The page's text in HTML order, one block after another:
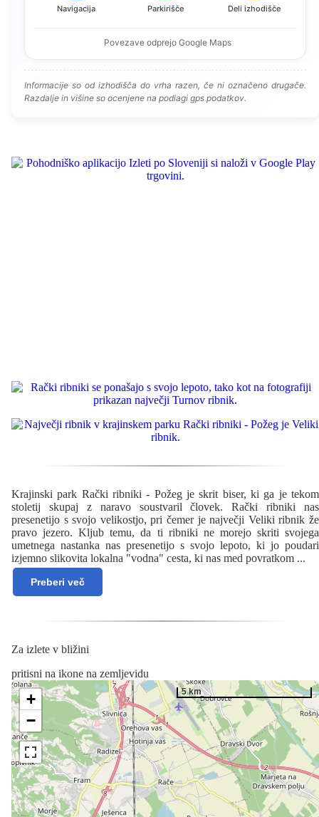
Navigacija Parkirišče Deli izhodišče
Povezave odprejo Google Maps
Informacije so od izhodišča do vrha razen, če ni označeno drugače.
Razdalje in višine so ocenjene na podlagi gps podatkov.
Krajinski park Rački ribniki - Požeg je skrit biser, ki ga je tekom
stoletij skupaj z naravo soustvaril človek. Rački ribniki nas
presenetijo s svojo velikostjo, pri čemer je največji Veliki ribnik že
pravo jezero. Kljub temu, da ti ribniki ne morejo skriti svojega
umetnega nastanka nas presenetijo s svojo lepoto, ki jo poudari
izjemno slikovita lokalna "vodna" cesta, ki nas med povratkom ...
Preberi več
Za izlete v bližini
pritisni na ikone na zemljevidu
+
−
5 km